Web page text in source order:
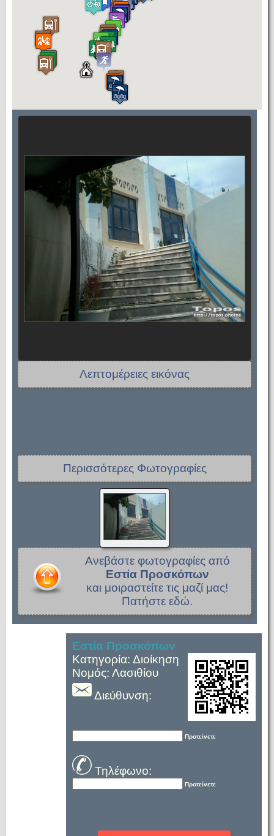
Λεπτομέρειες εικόνας
Περισσότερες Φωτογραφίες
Ανεβάστε φωτογραφίες από
Εστία Προσκόπων
και μοιραστείτε τις μαζί μας!
Πατήστε εδώ.
Εστία Προσκόπων
Κατηγορία: Διοίκηση
Νομός: Λασιθίου
Διεύθυνση:
Προτείνετε
Τηλέφωνο:
Προτείνετε